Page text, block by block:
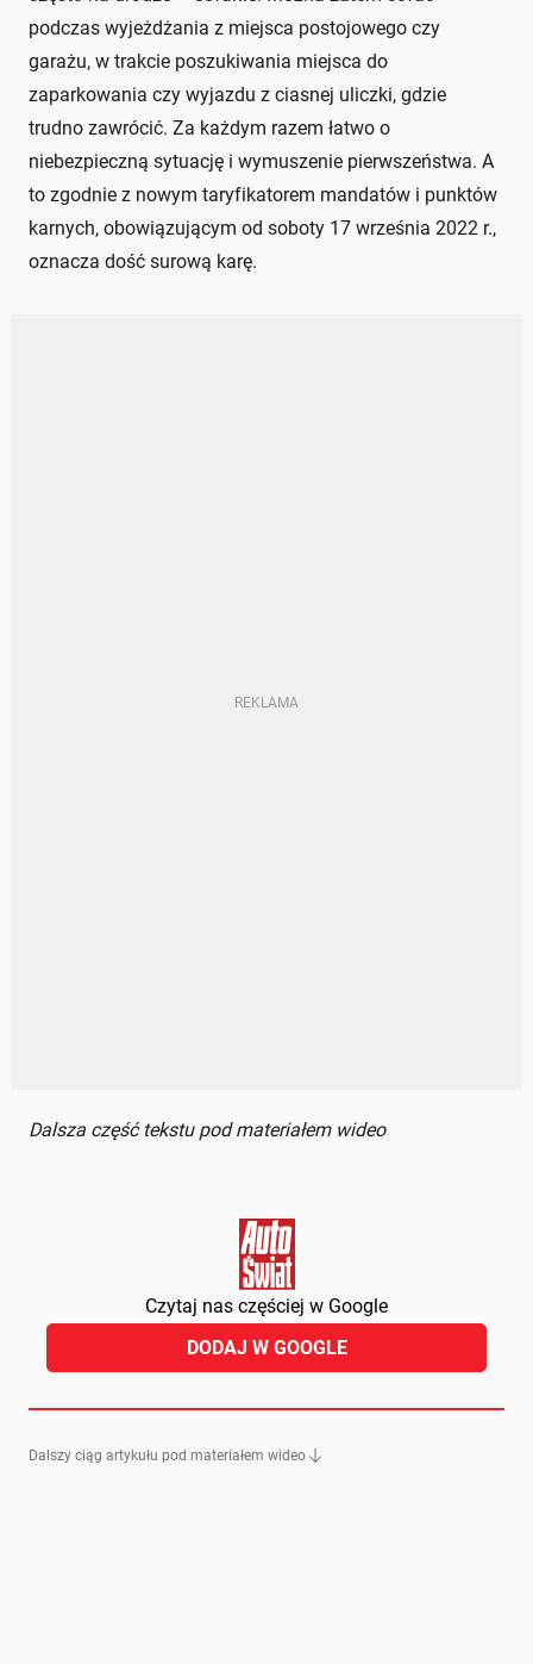
podczas wyjeżdżania z miejsca postojowego czy
garażu, w trakcie poszukiwania miejsca do
zaparkowania czy wyjazdu z ciasnej uliczki, gdzie
trudno zawrócić. Za każdym razem łatwo o
niebezpieczną sytuację i wymuszenie pierwszeństwa. A
to zgodnie z nowym taryfikatorem mandatów i punktów
karnych, obowiązującym od soboty 17 września 2022 r.,
oznacza dość surową karę.
Dalsza część tekstu pod materiałem wideo
Czytaj nas częściej w Google
DODAJ W GOOGLE
Dalszy ciąg artykułu pod materiałem wideo